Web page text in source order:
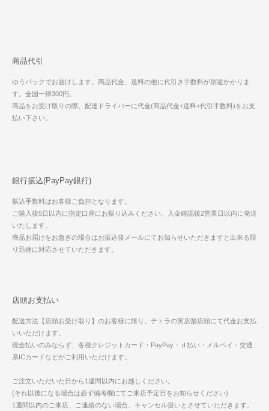
商品代引
ゆうパックでお届けします。商品代金、送料の他に代引き手数料が別途かかりま
す。全国一律300円。
商品をお受け取りの際、配達ドライバーに代金(商品代金+送料+代引手数料)をお支
払い下さい。
銀行振込(PayPay銀行)
振込手数料はお客様ご負担となります。
ご購入後5日以内に指定口座にお振り込みください。入金確認後2営業日以内に発送
いたします。
商品お届けをお急ぎの場合はお振込後メールにてお知らせいただきますと出来る限
り迅速に対応させていただきます。
店頭お支払い
配送方法【店頭お受け取り】のお客様に限り、テトラの実店舗店頭にて代金お支払
いいただけます。
現金払いのみならず、各種クレジットカード・PayPay・ｄ払い・メルペイ・交通
系ICカードなどがご利用いただけます。
ご注文いただいた日から1週間以内にお越しください。
(それ以後になる場合は必ず備考欄にてご来店予定日をお知らせください)
1週間以内のご来店、ご連絡のない場合、キャンセル扱いとさせていただきます。